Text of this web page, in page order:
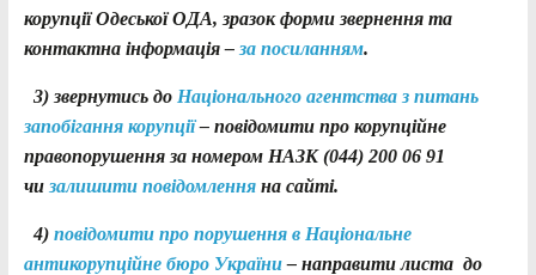
корупції Одеської ОДА, зразок форми звернення та
контактна інформація – за посиланням.
3) звернутись до Національного агентства з питань
запобігання корупції– повідомити про корупційне
правопорушення за номером НАЗК (044) 200 06 91
чи залишити повідомленняна сайті.
4) повідомити про порушення в Національне
антикорупційне бюро України– направити листа до